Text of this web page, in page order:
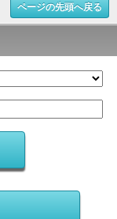
ページの先頭へ戻る